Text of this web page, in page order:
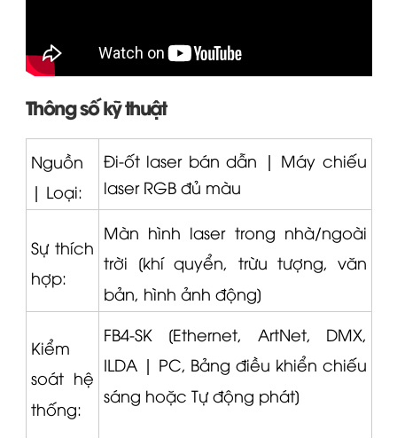
Thông số kỹ thuật
Nguồn
| Loại:
Đi-ốt laser bán dẫn | Máy chiếu
laser RGB đủ màu
Sự thích
hợp:
Màn hình laser trong nhà/ngoài
trời [khí quyển, trừu tượng, văn
bản, hình ảnh động]
Kiểm
soát hệ
thống:
FB4-SK [Ethernet, ArtNet, DMX,
ILDA | PC, Bảng điều khiển chiếu
sáng hoặc Tự động phát]